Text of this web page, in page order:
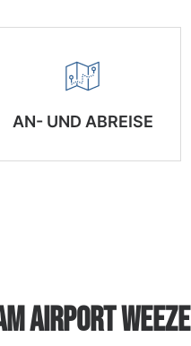
AN- UND ABREISE
AIRPORT WEEZE